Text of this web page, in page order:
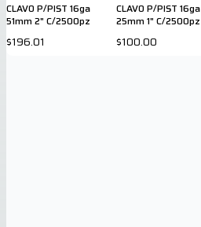
CLAVO P/PIST 16ga
51mm 2" C/2500pz
$196.01
CLAVO P/PIST 16ga
25mm 1" C/2500pz
$100.00